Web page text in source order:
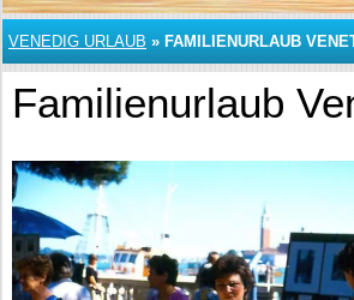
VENEDIG URLAUB » FAMILIENURLAUB
Familienurlaub